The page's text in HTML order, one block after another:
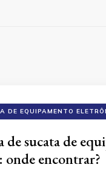
DE EQUIPAMENTO
de sucata de
onde encontrar?